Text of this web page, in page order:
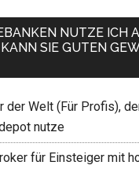
NUTZE ICH
SIE GUTEN
der Welt (Für Profis),
nutze
für Einsteiger mit